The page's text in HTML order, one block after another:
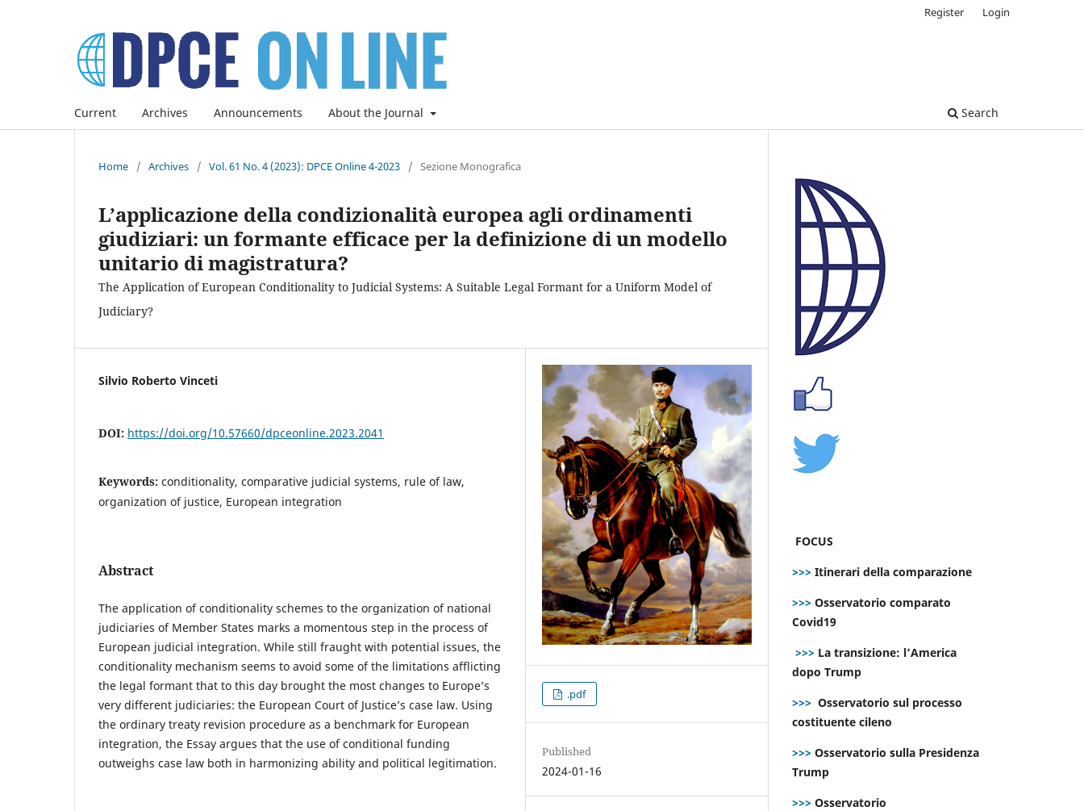
Current Archives Announcements About the Journal Search
Register Login
Home / Archives / Vol. 61 No. 4 (2023): DPCE Online 4-2023 / Sezione Monografica
L’applicazione della condizionalità europea agli ordinamenti
giudiziari: un formante efficace per la definizione di un modello
unitario di magistratura?
The Application of European Conditionality to Judicial Systems: A Suitable Legal Formant for a Uniform Model of
Judiciary?
Silvio Roberto Vinceti
DOI: https://doi.org/10.57660/dpceonline.2023.2041
Keywords: conditionality, comparative judicial systems, rule of law,
organization of justice, European integration
Abstract
The application of conditionality schemes to the organization of national
judiciaries of Member States marks a momentous step in the process of
European judicial integration. While still fraught with potential issues, the
conditionality mechanism seems to avoid some of the limitations afflicting
the legal formant that to this day brought the most changes to Europe’s
very different judiciaries: the European Court of Justice’s case law. Using
the ordinary treaty revision procedure as a benchmark for European
integration, the Essay argues that the use of conditional funding
outweighs case law both in harmonizing ability and political legitimation.
.pdf
Published
2024-01-16
FOCUS
>>> Itinerari della comparazione
>>> Osservatorio comparato
Covid19
>>> La transizione: l’America
dopo Trump
>>> Osservatorio sul processo
costituente cileno
>>> Osservatorio sulla Presidenza
Trump
>>> Osservatorio